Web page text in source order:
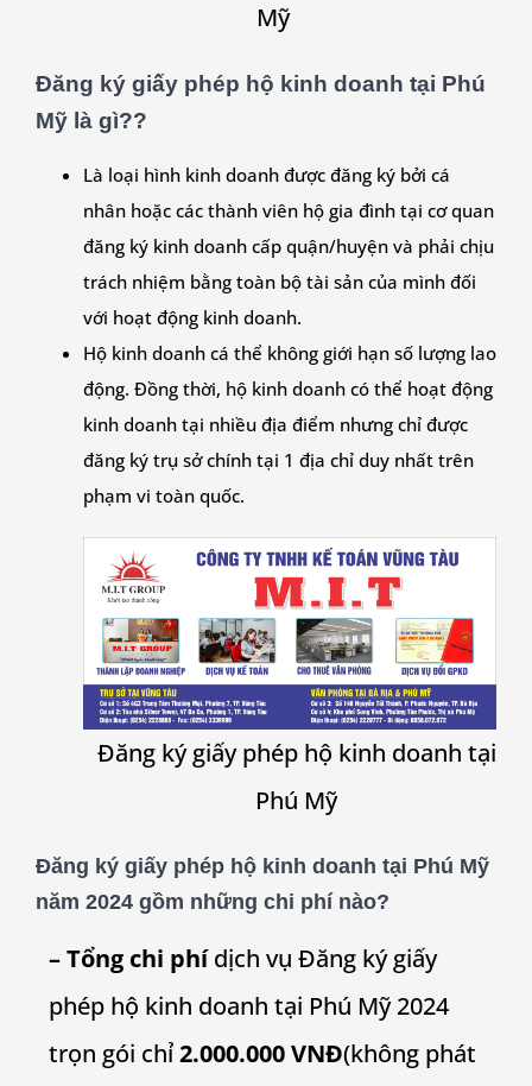
Mỹ
Đăng ký giấy phép hộ kinh doanh tại Phú
Mỹ là gì??
Là loại hình kinh doanh được đăng ký bởi cá
nhân hoặc các thành viên hộ gia đình tại cơ quan
đăng ký kinh doanh cấp quận/huyện và phải chịu
trách nhiệm bằng toàn bộ tài sản của mình đối
với hoạt động kinh doanh.
Hộ kinh doanh cá thể không giới hạn số lượng lao
động. Đồng thời, hộ kinh doanh có thể hoạt động
kinh doanh tại nhiều địa điểm nhưng chỉ được
đăng ký trụ sở chính tại 1 địa chỉ duy nhất trên
phạm vi toàn quốc.
Đăng ký giấy phép hộ kinh doanh tại
Phú Mỹ
Đăng ký giấy phép hộ kinh doanh tại Phú Mỹ
năm 2024 gồm những chi phí nào?
– Tổng chi phídịch vụ Đăng ký giấy
phép hộ kinh doanh tại Phú Mỹ 2024
trọn gói chỉ2.000.000 VNĐ(không phát